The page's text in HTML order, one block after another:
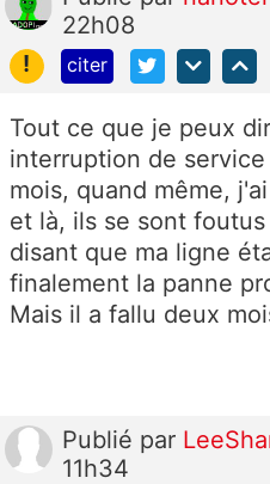
22h08
!
citer
Tout ce que je peux
interruption de
mois, quand même,
et là, ils se sont
disant que ma ligne
finalement la panne
Mais il a fallu deux
Publié par
11h34